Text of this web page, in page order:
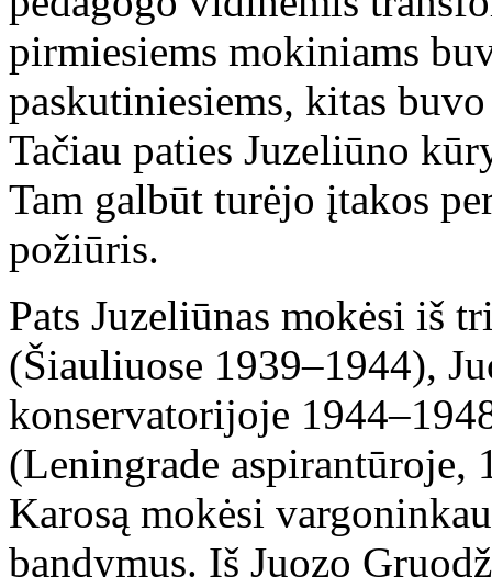
pirmiesiems mokiniams
paskutiniesiems, kitas
Tačiau paties Juzeliūno
Tam galbūt turėjo įtakos
požiūris.
Pats Juzeliūnas mokėsi iš
(Šiauliuose 1939–1944),
konservatorijoje
(Leningrade aspirantūroje,
Karosą mokėsi
bandymus. Iš Juozo